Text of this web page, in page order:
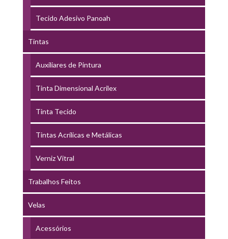
Tecido Adesivo Panoah
Tintas
Auxiliares de Pintura
Tinta Dimensional Acrilex
Tinta Tecido
Tintas Acrílicas e Metálicas
Verniz Vitral
Trabalhos Feitos
Velas
Acessórios